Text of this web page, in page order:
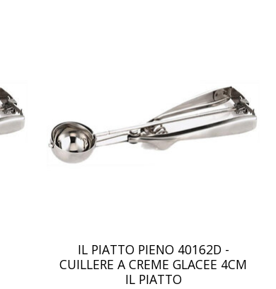
IL PIATTO PIENO 40162D -
CUILLERE A CREME GLACEE 4CM
IL PIATTO